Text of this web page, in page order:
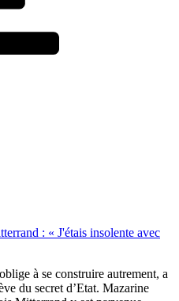
: « J'étais insolente avec
à se construire autrement, a
du secret d’Etat. Mazarine